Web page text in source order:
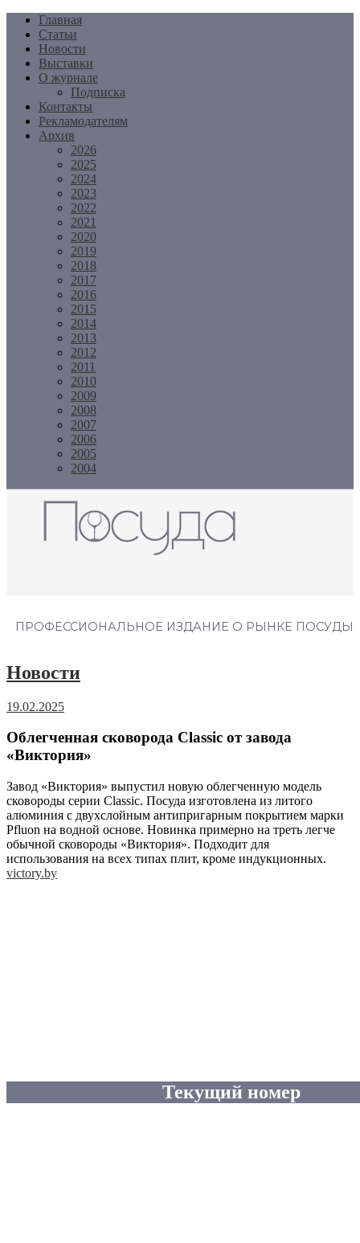
Перейти
содержимому
Главная
Статьи
Новости
Выставки
О журнале
Подписка
Контакты
Рекламодателям
Архив
2026
2025
2024
2023
2022
2021
2020
2019
2018
2017
2016
2015
2014
2013
2012
2011
2010
2009
2008
2007
2006
2005
2004
ПРОФЕССИОНАЛЬНОЕ ИЗДАНИЕ О РЫНКЕ ПОСУДЫ
Новости
19.02.2025
Облегченная сковорода Classic от завода
«Виктория»
Завод «Виктория» выпустил новую облегченную модель
сковороды серии Classic. Посуда изготовлена из литого
алюминия с двухслойным антипригарным покрытием марки
Pfluon на водной основе. Новинка примерно на треть легче
обычной сковороды «Виктория». Подходит для
использования на всех типах плит, кроме индукционных.
victory.by
Текущий номер